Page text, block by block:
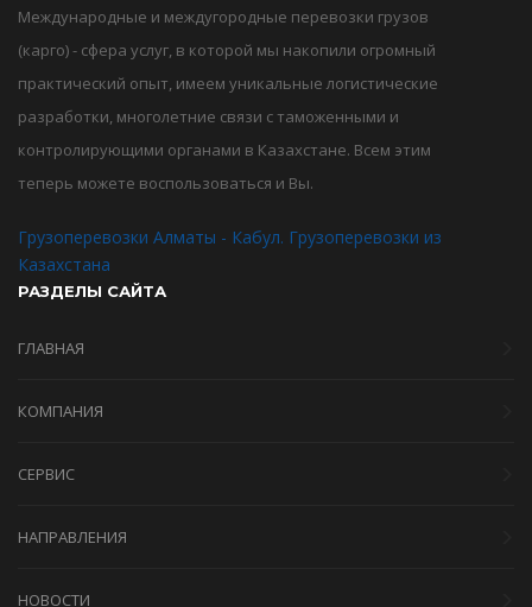
Международные и междугородные перевозки грузов
(карго) - сфера услуг, в которой мы накопили огромный
практический опыт, имеем уникальные логистические
разработки, многолетние связи с таможенными и
контролирующими органами в Казахстане. Всем этим
теперь можете воспользоваться и Вы.
Грузоперевозки Алматы - Кабул. Грузоперевозки из
Казахстана
РАЗДЕЛЫ САЙТА
ГЛАВНАЯ
КОМПАНИЯ
СЕРВИС
НАПРАВЛЕНИЯ
НОВОСТИ